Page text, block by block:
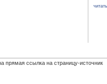
прямая ссылка на страницу-источник